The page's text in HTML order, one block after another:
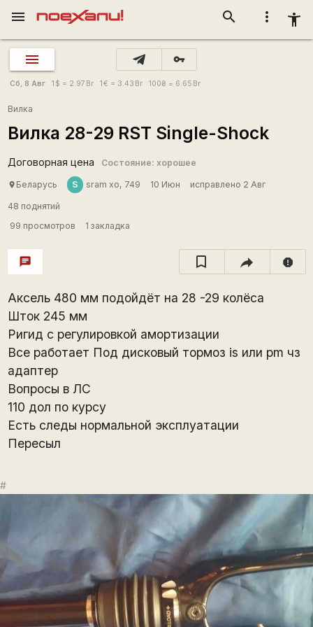
more_vert accessibility_new
search
menu
vpn_key
Сб, 8 Авг 1 $ = 2.97 Br 1€ = 3.43 Br 100₴ = 6.65 Br
Вилка
Вилка 28-29 RST Single-Shock
Договорная цена Состояние: хорошее
place Беларусь S sram xo, 749 10 Июн исправлено 2 Авг
48 поднятий
99 просмотров
1 закладка
chat report
Аксель 480 мм подойдёт на 28 -29 колёса
Шток 245 мм
Ригид с регулировкой амортизации
Все работает Под дисковый тормоз is или pm чз
адаптер
Вопросы в ЛС
110 дол по курсу
Есть следы нормальной эксплуатации
Пересыл
#